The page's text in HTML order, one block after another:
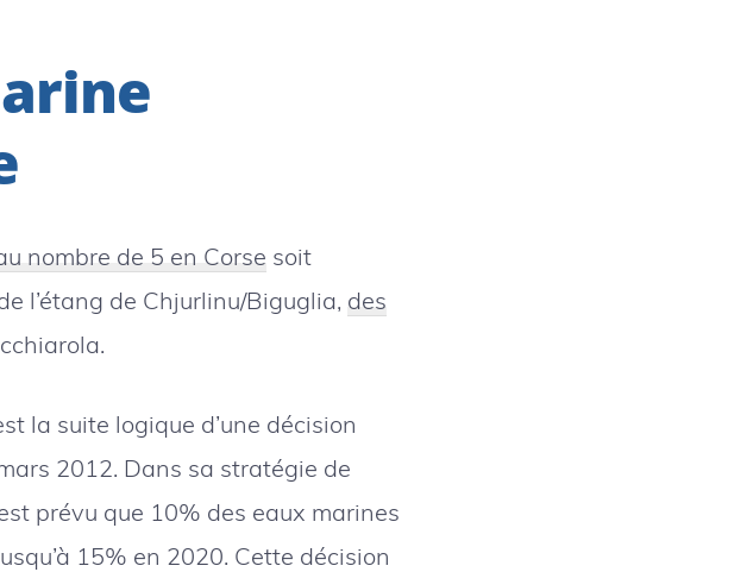
nombre de 5 en Corse soit
l’étang de Chjurlinu/Biguglia, des
la suite logique d’une décision
2012. Dans sa stratégie de
prévu que 10% des eaux marines
15% en 2020. Cette décision